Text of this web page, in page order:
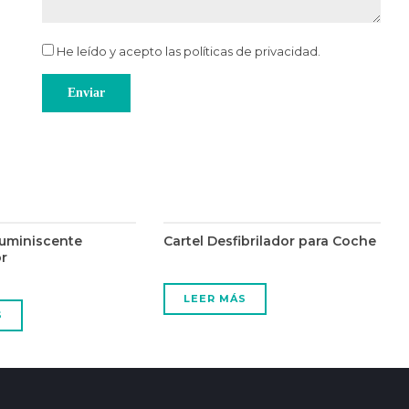
He leído y acepto las políticas de privacidad
Cartel Desfibrilador para Coche
LEER MÁS